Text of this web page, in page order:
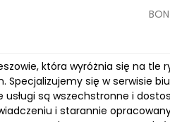
która wyróżnia się na tle
się w serwisie
są wszechstronne i
i starannie